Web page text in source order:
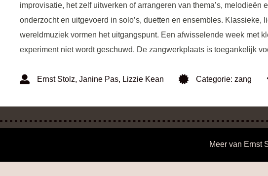
improvisatie, het zelf uitwerken of arrangeren van thema’s, melodieën
onderzocht en uitgevoerd in solo’s, duetten en ensembles. Klassieke,
wereldmuziek vormen het uitgangspunt. Een afwisselende week met
experiment niet wordt geschuwd. De zangwerkplaats is toegankelijk
Ernst Stolz, Janine Pas, Lizzie Kean Categorie: zang
Meer van Ernst